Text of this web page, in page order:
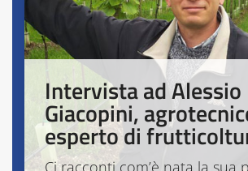
Intervista ad Alessio
Giacopini,
esperto di
Ci racconti com’è nata la sua